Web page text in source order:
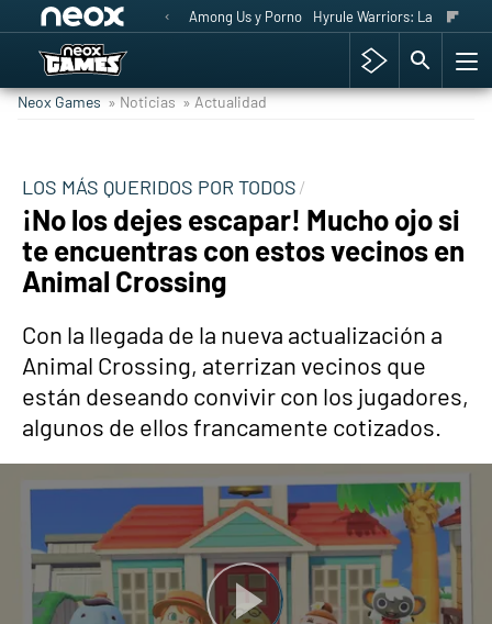
Among Us y Porno Hyrule Warriors: La Era del
Neox Games » Noticias » Actualidad
LOS MÁS QUERIDOS POR TODOS
¡No los dejes escapar! Mucho ojo si
te encuentras con estos vecinos en
Animal Crossing
Con la llegada de la nueva actualización a
Animal Crossing, aterrizan vecinos que
están deseando convivir con los jugadores,
algunos de ellos francamente cotizados.